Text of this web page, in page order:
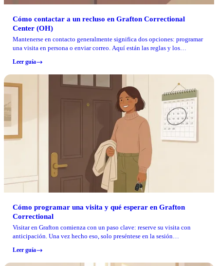
Cómo contactar a un recluso en Grafton Correctional
Center (OH)
Mantenerse en contacto generalmente significa dos opciones: programar
una visita en persona o enviar correo. Aquí están las reglas y los
Leer guía
Cómo programar una visita y qué esperar en Grafton
Correctional
Visitar en Grafton comienza con un paso clave: reserve su visita con
anticipación. Una vez hecho eso, solo preséntese en la sesión
lugar.
Leer guía